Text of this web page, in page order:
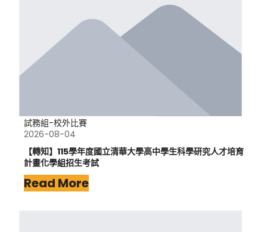
試務組-校外比賽
2026-08-04
【轉知】115學年度國立清華大學高中學生科學研究人才培育
計畫化學組招生考試
Read More